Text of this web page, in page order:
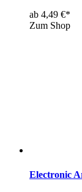
ab 4,49 €*
Zum Shop
Electronic